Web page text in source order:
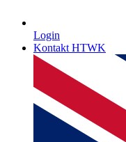
Login
Kontakt HTWK